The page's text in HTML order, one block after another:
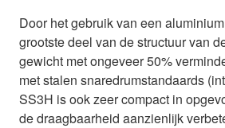
Door het gebruik van een
grootste deel van de structuur van
gewicht met ongeveer 50%
met stalen snaredrumstandaards
SS3H is ook zeer compact in
de draagbaarheid aanzienlijk